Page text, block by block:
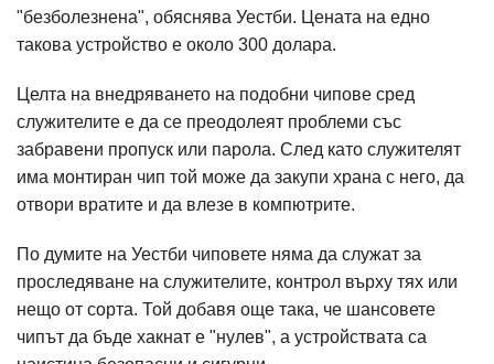
"безболезнена", обяснява Уестби. Цената на едно
такова устройство е около 300 долара.
Целта на внедряването на подобни чипове сред
служителите е да се преодолеят проблеми със
забравени пропуск или парола. След като служителят
има монтиран чип той може да закупи храна с него, да
отвори вратите и да влезе в компютрите.
По думите на Уестби чиповете няма да служат за
проследяване на служителите, контрол върху тях или
нещо от сорта. Той добавя още така, че шансовете
чипът да бъде хакнат е "нулев", а устройствата са